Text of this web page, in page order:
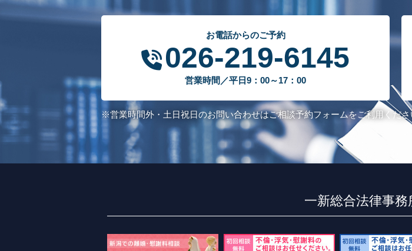
お電話からのご予約
026-219-6145
営業時間／平日9：00～17：00
※営業時間外・土日祝日のお問い合わせはご相談予約フォームをご利用くださ
一新総合法律事務